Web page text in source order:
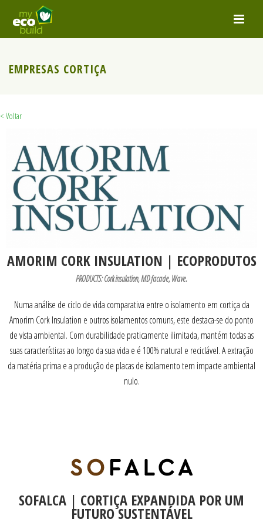
EMPRESAS CORTIÇA
< Voltar
AMORIM CORK INSULATION | ECOPRODUTOS
PRODUCTS: Cork insulation, MD facade, Wave.
Numa análise de ciclo de vida comparativa entre o isolamento em cortiça da
Amorim Cork Insulation e outros isolamentos comuns, este destaca-se do ponto
de vista ambiental. Com durabilidade praticamente ilimitada, mantém todas as
suas características ao longo da sua vida e é 100% natural e reciclável. A extração
da matéria prima e a produção de placas de isolamento tem impacte ambiental
nulo.
SOFALCA | CORTIÇA EXPANDIDA POR UM
FUTURO SUSTENTÁVEL